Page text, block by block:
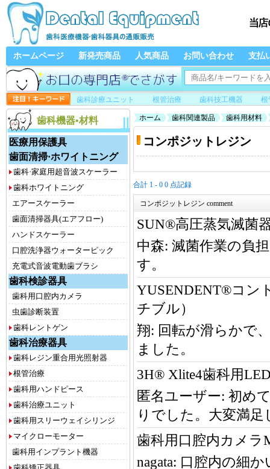
ホームページ 新発売商品 人気商品 お問い合わせ 支払
歯科診療ユニット 根管治療 歯科技工機器 根
歯科機器•材料
医療用保護具
歯面清掃·ホワイトニング
歯科·家庭用超音波スケーラー
歯科ホワイトニング
エアースケーラー
歯面清掃器具(エアフロー)
ハンドスケーラー
口腔洗浄器ウォーターピック
充電式音波電動歯ブラシ
歯科検診器具
歯科用口腔内カメラ
虫歯診断装置
歯科レントゲン
歯科治療器具
歯科レジン重合用光照射器
根管治療
歯科用ハンドピース
歯科治療ユニット
歯科用スリーウェイシリンジ
マイクローモーター
歯科用インプラント機器
ホーム 歯科関連製品 歯科用材料
コンポジットレジン
合計 1 - 0 0 点記録
コンポジットレジン comment
SUN®高圧蒸気滅菌
中森: 滅菌作業の負
す。
YUSENDENT®コン
チブル）
翔: 回転が滑らかで
ました。
3H® Xlite4歯科用
匿名ユーザー: 初め
りでした。大変満
歯科用口腔内カメラ
nagata: 口腔内の細